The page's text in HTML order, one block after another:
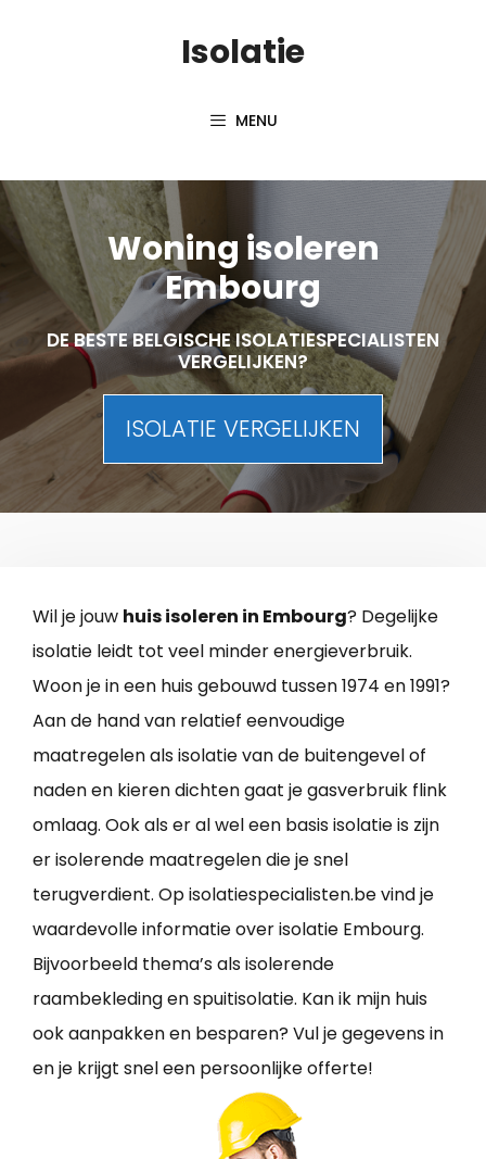
Isolatie
MENU
Woning isoleren
Embourg
DE BESTE BELGISCHE ISOLATIESPECIALISTEN
VERGELIJKEN?
ISOLATIE VERGELIJKEN
Wil je jouw huis isoleren in Embourg? Degelijke
isolatie leidt tot veel minder energieverbruik.
Woon je in een huis gebouwd tussen 1974 en 1991?
Aan de hand van relatief eenvoudige
maatregelen als isolatie van de buitengevel of
naden en kieren dichten gaat je gasverbruik flink
omlaag. Ook als er al wel een basis isolatie is zijn
er isolerende maatregelen die je snel
terugverdient. Op isolatiespecialisten.be vind je
waardevolle informatie over isolatie Embourg.
Bijvoorbeeld thema’s als isolerende
raambekleding en spuitisolatie. Kan ik mijn huis
ook aanpakken en besparen? Vul je gegevens in
en je krijgt snel een persoonlijke offerte!